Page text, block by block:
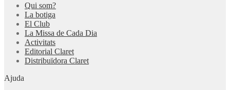
Qui som?
La botiga
El Club
La Missa de Cada Dia
Activitats
Editorial Claret
Distribuïdora Claret
Ajuda